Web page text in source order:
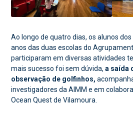
Ao longo de quatro dias, os alunos dos
anos das duas escolas do
participaram em diversas atividades
mais sucesso foi sem dúvida,a saída
observação de golfinhos,
investigadores da AIMM e em
Ocean Quest de Vilamoura.